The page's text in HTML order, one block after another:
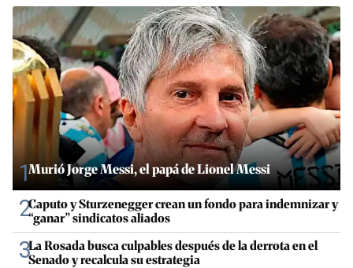
1Murió Jorge Messi, el papá de Lionel Messi
2Caputo y Sturzenegger crean un fondo para indemnizar y
“ganar” sindicatos aliados
3La Rosada busca culpables después de la derrota en el
Senado y recalcula su estrategia